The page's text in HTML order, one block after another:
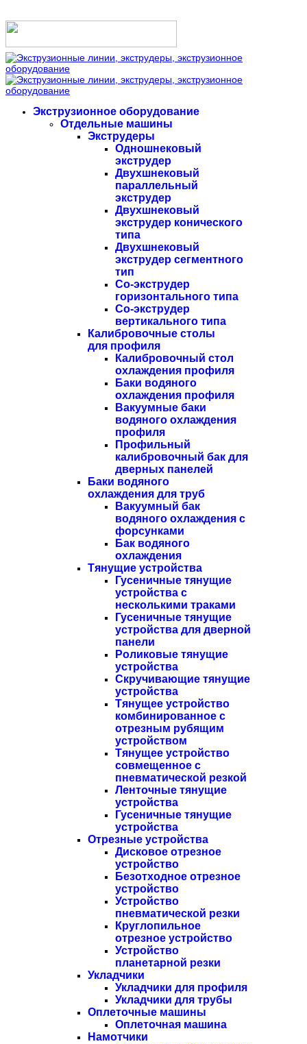
Экструзионное оборудование
Отдельные машины
Экструдеры
Одношнековый
экструдер
Двухшнековый
параллельный
экструдер
Двухшнековый
экструдер конического
типа
Двухшнековый
экструдер сегментного
тип
Со-экструдер
горизонтального типа
Со-экструдер
вертикального типа
Калибровочные столы
для профиля
Калибровочный стол
охлаждения профиля
Баки водяного
охлаждения профиля
Вакуумные баки
водяного охлаждения
профиля
Профильный
калибровочный бак для
дверных панелей
Баки водяного
охлаждения для труб
Вакуумный бак
водяного охлаждения с
форсунками
Бак водяного
охлаждения
Тянущие устройства
Гусеничные тянущие
устройства с
несколькими траками
Гусеничные тянущие
устройства для дверной
панели
Роликовые тянущие
устройства
Скручивающие тянущие
устройства
Тянущее устройство
комбинированное с
отрезным рубящим
устройством
Тянущее устройство
совмещенное с
пневматической резкой
Ленточные тянущие
устройства
Гусеничные тянущие
устройства
Отрезные устройства
Дисковое отрезное
устройство
Безотходное отрезное
устройство
Устройство
пневматической резки
Круглопильное
отрезное устройство
Устройство
планетарной резки
Укладчики
Укладчики для профиля
Укладчики для трубы
Оплеточные машины
Оплеточная машина
Намотчики